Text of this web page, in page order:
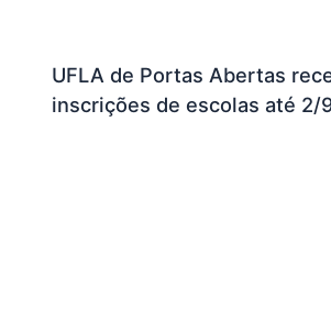
UFLA de Portas Abertas
inscrições de escolas até 2/